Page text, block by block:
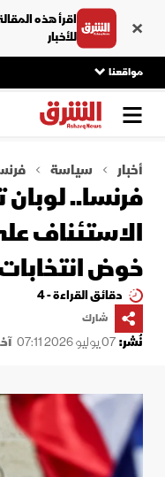
اقرأ هذه
للأخبار
مواقعنا
أخبار سياسة
فرنسا.. لوبان
الاستئناف
خوض
دقائق القراءة - 4
شارك
نُشر:07 يوليو 2026 07:11